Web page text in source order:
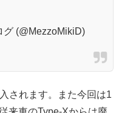
(@MezzoMikiD)
されます。また今回は1